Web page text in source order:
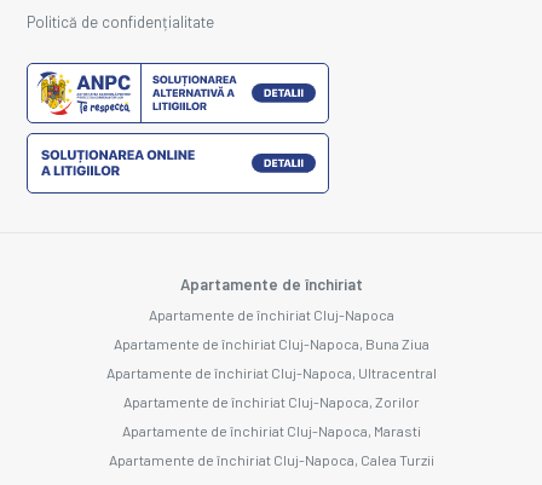
Politică de confidențialitate
Apartamente de închiriat
Apartamente de închiriat Cluj-Napoca
Apartamente de închiriat Cluj-Napoca, Buna Ziua
Apartamente de închiriat Cluj-Napoca, Ultracentral
Apartamente de închiriat Cluj-Napoca, Zorilor
Apartamente de închiriat Cluj-Napoca, Marasti
Apartamente de închiriat Cluj-Napoca, Calea Turzii